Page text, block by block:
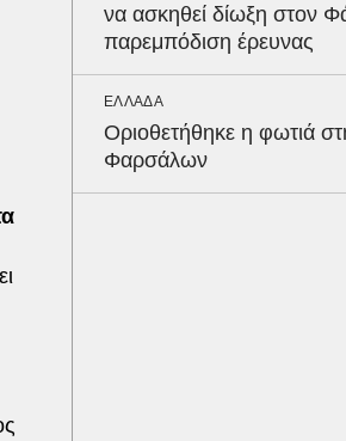
να ασκηθεί δίωξη στον
παρεμπόδιση έρευνας
ΕΛΛΑΔΑ
Οριοθετήθηκε η φωτιά
Φαρσάλων